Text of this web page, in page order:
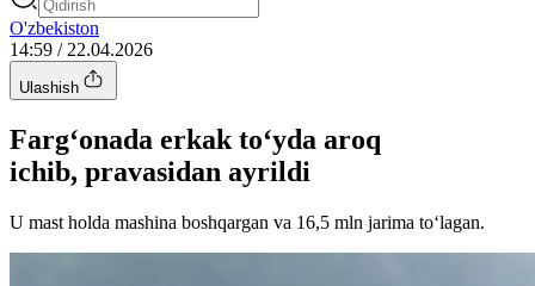
O'zbekiston
14:59 / 22.04.2026
Ulashish
Farg‘onada erkak to‘yda aroq
ichib, pravasidan ayrildi
U mast holda mashina boshqargan va 16,5 mln jarima to‘lagan.